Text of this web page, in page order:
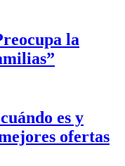
la
es y
ofertas